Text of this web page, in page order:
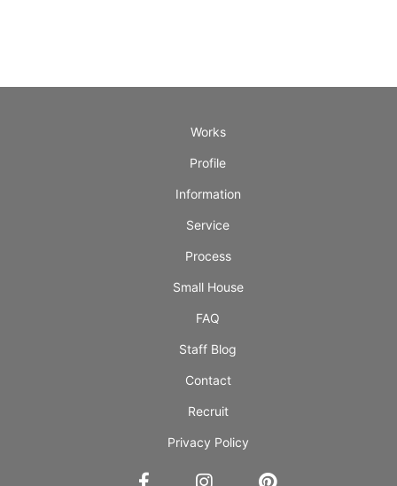
Works
Profile
Information
Service
Process
Small House
FAQ
Staff Blog
Contact
Recruit
Privacy Policy